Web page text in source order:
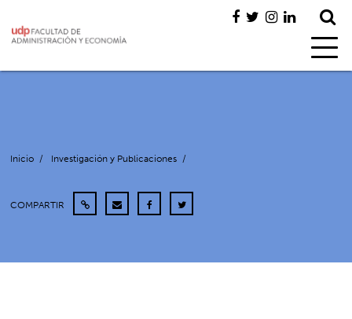
Inicio / Investigación y Publicaciones /
COMPARTIR